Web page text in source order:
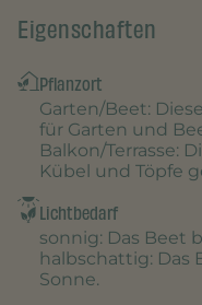
Eigenschaften
Pflanzort
Garten/Beet:
für Garten und
Balkon/Terrasse:
Kübel und Töpfe
Lichtbedarf
sonnig: Das Beet
halbschattig: Das
Sonne.